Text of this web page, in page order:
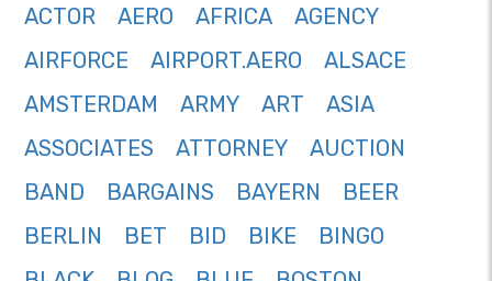
ACTOR
AERO AFRICA
AGENCY
AIRFORCE
AIRPORT.AERO
ALSACE
AMSTERDAM
ARMY ART
ASIA
ASSOCIATES
ATTORNEY
AUCTION
BAND
BARGAINS BAYERN
BEER
BERLIN
BET BID BIKE
BINGO